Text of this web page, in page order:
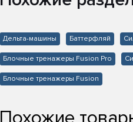
Дельта-машины Баттерфляй
Блочные тренажеры Fusion Pro
Блочные тренажеры Fusion